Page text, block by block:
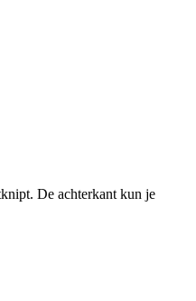
De achterkant kun je